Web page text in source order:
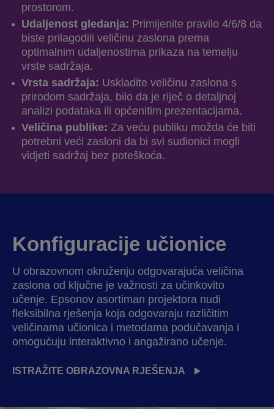
prostorom.
Udaljenost gledanja: Primijenite pravilo 4/6/8 da
biste prilagodili veličinu zaslona prema
optimalnim udaljenostima prikaza na temelju
vrste sadržaja.
Vrsta sadržaja: Uskladite veličinu zaslona s
prirodom sadržaja, bilo da je riječ o detaljnoj
analizi podataka ili općenitim prezentacijama.
Veličina publike: Za veću publiku možda će biti
potrebni veći zasloni da bi svi sudionici mogli
vidjeti sadržaj bez poteškoća.
Konfiguracije učionice
U obrazovnom okruženju odgovarajuća veličina
zaslona od ključne je važnosti za učinkovito
učenje. Epsonov asortiman projektora nudi
fleksibilna rješenja koja odgovaraju različitim
veličinama učionica i metodama podučavanja i
omogućuju interaktivno i angažirano učenje.
ISTRAŽITE OBRAZOVNA RJEŠENJA